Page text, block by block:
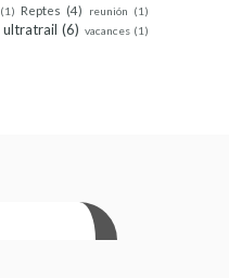
(1) Reptes (4) reunión (1)
ultratrail (6) vacances (1)